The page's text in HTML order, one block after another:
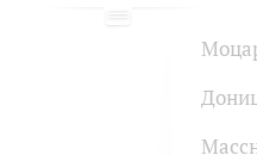
любовной лирики. Среди солистов
солист Метрополитен-опера